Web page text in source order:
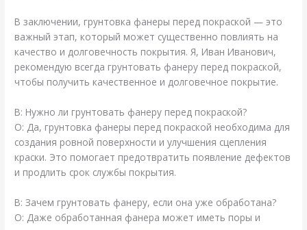
В заключении, грунтовка фанеры перед покраской — это
важный этап, который может существенно повлиять на
качество и долговечность покрытия. Я, Иван Иванович,
рекомендую всегда грунтовать фанеру перед покраской,
чтобы получить качественное и долговечное покрытие.
В: Нужно ли грунтовать фанеру перед покраской?
О: Да, грунтовка фанеры перед покраской необходима для
создания ровной поверхности и улучшения сцепления
краски. Это помогает предотвратить появление дефектов
и продлить срок службы покрытия.
В: Зачем грунтовать фанеру, если она уже обработана?
О: Даже обработанная фанера может иметь поры и